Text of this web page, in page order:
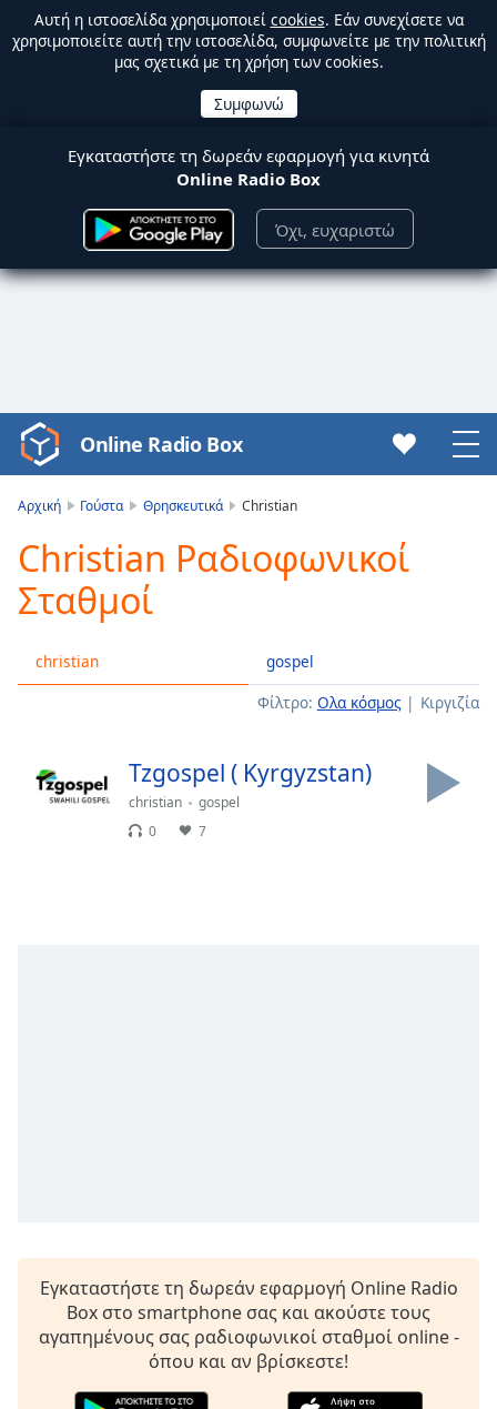
Αυτή η ιστοσελίδα χρησιμοποιεί cookies. Εάν συνεχίσετε να
χρησιμοποιείτε αυτή την ιστοσελίδα, συμφωνείτε με την πολιτική
μας σχετικά με τη χρήση των cookies.
Εγκαταστήστε τη δωρεάν εφαρμογή για κινητά
Online Radio Box
Όχι, ευχαριστώ
Video
Player
Play
Video
Play
Skip
Duration-:-
Descriptions
descriptions
off,
Online Radio Box
Αρχική Γούστα Θρησκευτικά Christian
Christian Ραδιοφωνικοί
Σταθμοί
christian
gospel
Φίλτρο: Ολα κόσμος Κιργιζία
Tzgospel ( Kyrgyzstan)
christian
gospel
0
7
Εγκαταστήστε τη δωρεάν εφαρμογή Online Radio
Box στο smartphone σας και ακούστε τους
αγαπημένους σας ραδιοφωνικοί σταθμοί online -
όπου και αν βρίσκεστε!